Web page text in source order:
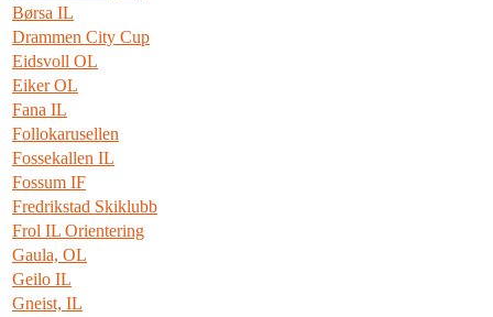
Børsa IL
Drammen City Cup
Eidsvoll OL
Eiker OL
Fana IL
Follokarusellen
Fossekallen IL
Fossum IF
Fredrikstad Skiklubb
Frol IL Orientering
Gaula, OL
Geilo IL
Gneist, IL